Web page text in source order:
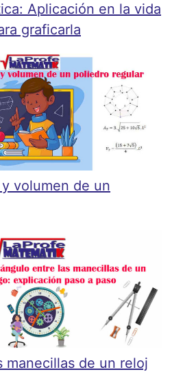
Aplicación en la vida
graficarla
volumen de un
manecillas de un reloj